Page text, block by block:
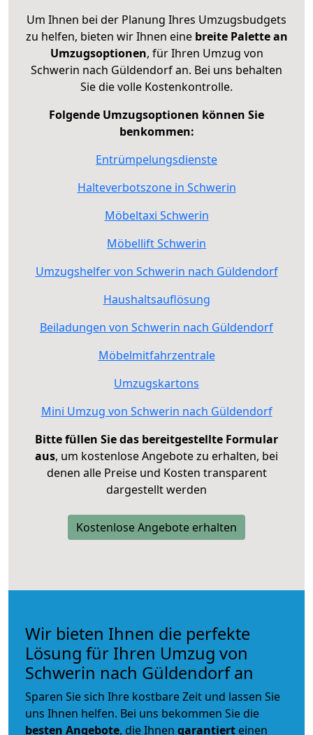
Um Ihnen bei der Planung Ihres Umzugsbudgets
zu helfen, bieten wir Ihnen eine breite Palette an
Umzugsoptionen, für Ihren Umzug von
Schwerin nach Güldendorf an. Bei uns behalten
Sie die volle Kostenkontrolle.
Folgende Umzugsoptionen können Sie
benkommen:
Entrümpelungsdienste
Halteverbotszone in Schwerin
Möbeltaxi Schwerin
Möbellift Schwerin
Umzugshelfer von Schwerin nach Güldendorf
Haushaltsauflösung
Beiladungen von Schwerin nach Güldendorf
Möbelmitfahrzentrale
Umzugskartons
Mini Umzug von Schwerin nach Güldendorf
Bitte füllen Sie das bereitgestellte Formular
aus, um kostenlose Angebote zu erhalten, bei
denen alle Preise und Kosten transparent
dargestellt werden
Kostenlose Angebote erhalten
Wir bieten Ihnen die perfekte
Lösung für Ihren Umzug von
Schwerin nach Güldendorf an
Sparen Sie sich Ihre kostbare Zeit und lassen Sie
uns Ihnen helfen. Bei uns bekommen Sie die
besten Angebote, die Ihnen garantiert einen